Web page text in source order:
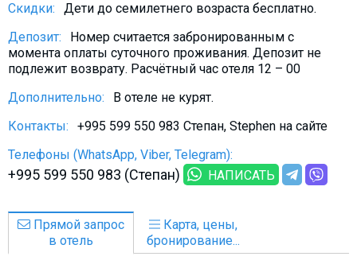
Скидки:
Дети до семилетнего возраста бесплатно.
Депозит:
Номер считается забронированным с
момента оплаты суточного проживания. Депозит не
подлежит возврату. Расчётный час отеля 12 – 00
Дополнительно:
В отеле не курят.
Контакты:
+995 599 550 983 Степан, Stephen на сайте
Телефоны (WhatsApp, Viber, Telegram):
+995 599 550 983 (Степан) НАПИСАТЬ
Прямой запрос
в отель
Карта, цены,
бронирование...